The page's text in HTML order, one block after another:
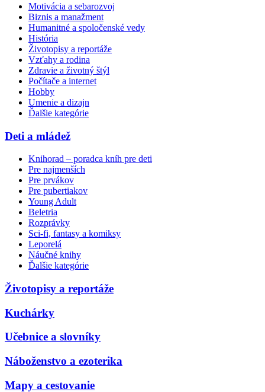
Motivácia a sebarozvoj
Biznis a manažment
Humanitné a spoločenské vedy
História
Životopisy a reportáže
Vzťahy a rodina
Zdravie a životný štýl
Počítače a internet
Hobby
Umenie a dizajn
Ďalšie kategórie
Deti a mládež
Knihorad – poradca kníh pre deti
Pre najmenších
Pre prvákov
Pre pubertiakov
Young Adult
Beletria
Rozprávky
Sci-fi, fantasy a komiksy
Leporelá
Náučné knihy
Ďalšie kategórie
Životopisy a reportáže
Kuchárky
Učebnice a slovníky
Náboženstvo a ezoterika
Mapy a cestovanie